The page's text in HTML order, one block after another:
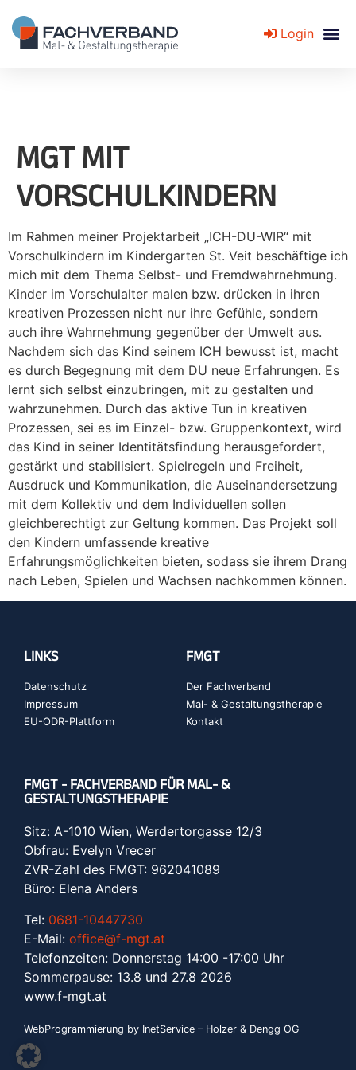
Login
MGT MIT
VORSCHULKINDERN
Im Rahmen meiner Projektarbeit „ICH-DU-WIR“ mit
Vorschulkindern im Kindergarten St. Veit beschäftige ich
mich mit dem Thema Selbst- und Fremdwahrnehmung.
Kinder im Vorschulalter malen bzw. drücken in ihren
kreativen Prozessen nicht nur ihre Gefühle, sondern
auch ihre Wahrnehmung gegenüber der Umwelt aus.
Nachdem sich das Kind seinem ICH bewusst ist, macht
es durch Begegnung mit dem DU neue Erfahrungen. Es
lernt sich selbst einzubringen, mit zu gestalten und
wahrzunehmen. Durch das aktive Tun in kreativen
Prozessen, sei es im Einzel- bzw. Gruppenkontext, wird
das Kind in seiner Identitätsfindung herausgefordert,
gestärkt und stabilisiert. Spielregeln und Freiheit,
Ausdruck und Kommunikation, die Auseinandersetzung
mit dem Kollektiv und dem Individuellen sollen
gleichberechtigt zur Geltung kommen. Das Projekt soll
den Kindern umfassende kreative
Erfahrungsmöglichkeiten bieten, sodass sie ihrem Drang
nach Leben, Spielen und Wachsen nachkommen können.
LINKS
Datenschutz
Impressum
EU-ODR-Plattform
FMGT
Der Fachverband
Mal- & Gestaltungstherapie
Kontakt
FMGT - FACHVERBAND FÜR MAL- &
GESTALTUNGSTHERAPIE
Sitz: A-1010 Wien, Werdertorgasse 12/3
Obfrau: Evelyn Vrecer
ZVR-Zahl des FMGT: 962041089
Büro: Elena Anders
Tel: 0681-10447730
E-Mail: office@f-mgt.at
Telefonzeiten: Donnerstag 14:00 -17:00 Uhr
Sommerpause: 13.8 und 27.8 2026
www.f-mgt.at
WebProgrammierung by InetService – Holzer & Dengg OG